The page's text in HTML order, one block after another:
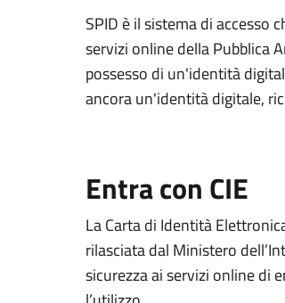
SPID è il sistema di accesso
servizi online della Pubblica
possesso di un'identità
ancora un'identità digitale,
Entra con CIE
La Carta di Identità
rilasciata dal Ministero
sicurezza ai servizi online di